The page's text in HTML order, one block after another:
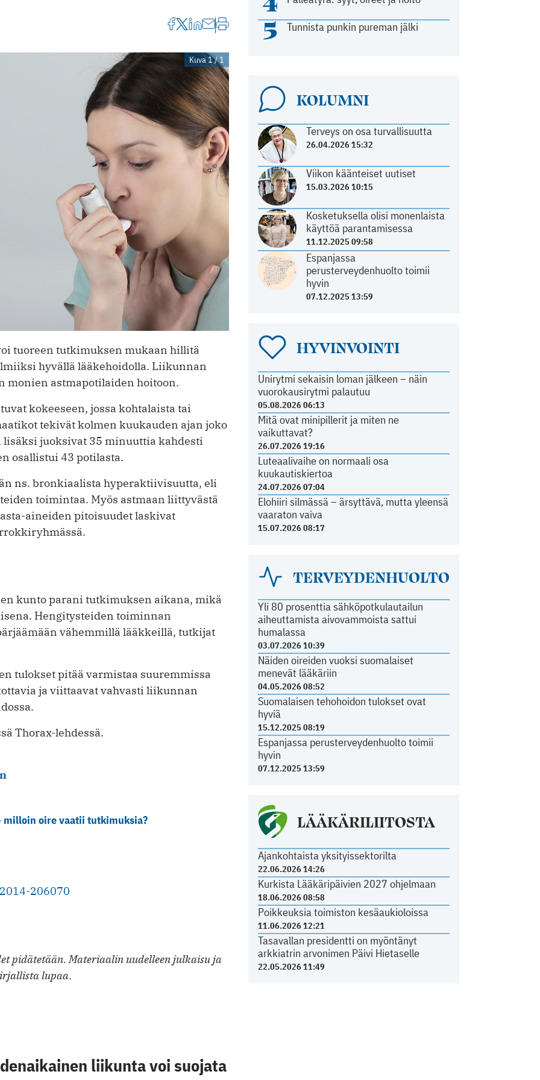
5 Tunnista punkin pureman jälki
KOLUMNI
Terveys on osa turvallisuutta
26.04.2026 15:32
Viikon käänteiset uutiset
15.03.2026 10:15
Kosketuksella olisi monenlaista
käyttöä parantamisessa
11.12.2025 09:58
Espanjassa
perusterveydenhuolto toimii
hyvin
07.12.2025 13:59
HYVINVOINTI
Unirytmi sekaisin loman jälkeen – näin
vuorokausirytmi palautuu
05.08.2026 06:13
Mitä ovat minipillerit ja miten ne
vaikuttavat?
26.07.2026 19:16
Luteaalivaihe on normaali osa
kuukautiskiertoa
24.07.2026 07:04
Elohiiri silmässä – ärsyttävä, mutta yleensä
vaaraton vaiva
15.07.2026 08:17
TERVEYDENHUOLTO
Yli 80 prosenttia sähköpotkulautailun
aiheuttamista aivovammoista sattui
humalassa
03.07.2026 10:39
Näiden oireiden vuoksi suomalaiset
menevät lääkäriin
04.05.2026 08:52
Suomalaisen tehohoidon tulokset ovat
hyviä
15.12.2025 08:19
Espanjassa perusterveydenhuolto toimii
hyvin
07.12.2025 13:59
LÄÄKÄRILIITOSTA
Ajankohtaista yksityissektorilta
22.06.2026 14:26
Kurkista Lääkäripäivien 2027 ohjelmaan
18.06.2026 08:58
Poikkeuksia toimiston kesäaukioloissa
11.06.2026 12:21
Tasavallan presidentti on myöntänyt
arkkiatrin arvonimen Päivi Hietaselle
22.05.2026 11:49
Kuva 1 / 1
tuoreen tutkimuksen mukaan hillitä
hyvällä lääkehoidolla. Liikunnan
monien astmapotilaiden hoitoon.
kokeeseen, jossa kohtalaista tai
tekivät kolmen kuukauden ajan joko
juoksivat 35 minuuttia kahdesti
osallistui 43 potilasta.
ns. bronkiaalista hyperaktiivisuutta, eli
toimintaa. Myös astmaan liittyvästä
aineiden pitoisuudet laskivat
kunto parani tutkimuksen aikana, mikä
Hengitysteiden toiminnan
vähemmillä lääkkeillä, tutkijat
tulokset pitää varmistaa suuremmissa
ja viittaavat vahvasti liikunnan
Thorax-lehdessä.
milloin oire vaatii tutkimuksia?
206070
pidätetään. Materiaalin uudelleen julkaisu ja
lupaa.
liikunta voi suojata